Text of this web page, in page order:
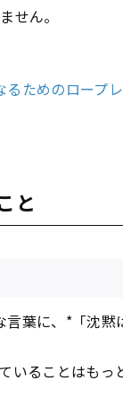
せん。
ためのロープ
と
葉に、*「沈黙
いることはもっ